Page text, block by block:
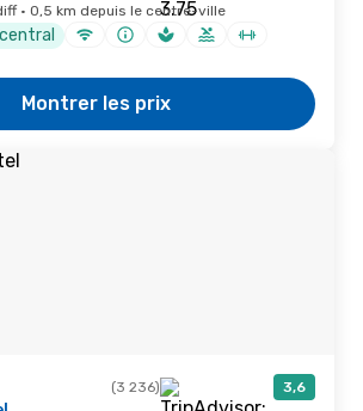
· 0,5 km depuis le centre-ville
Montrer les prix
(3 236) 3,6